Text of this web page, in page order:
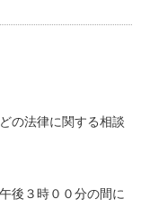
の法律に関する相談
後３時００分の間に